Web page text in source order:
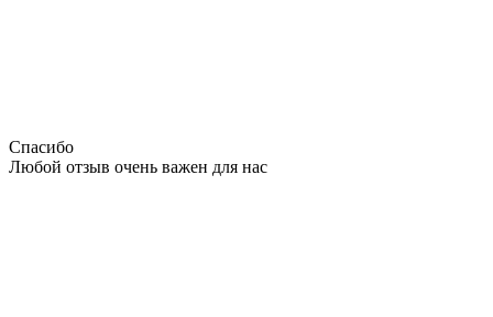
Спасибо
Любой отзыв очень важен для нас